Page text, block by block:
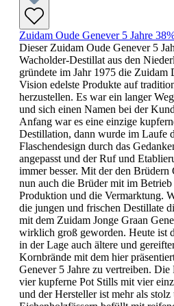
Zuidam Oude Genever 5 Jahre
Dieser Zuidam Oude Genever 5
Wacholder-Destillat aus den
gründete im Jahr 1975 die Zuidam
Vision edelste Produkte auf
herzustellen. Es war ein langer
und sich einen Namen bei der
Anfang war es eine einzige
Destillation, dann wurde im Laufe
Flaschendesign durch das
angepasst und der Ruf und
immer besser. Mit der den
nun auch die Brüder mit im
Produktion und die Vermarktung.
die jungen und frischen Destillate
mit dem Zuidam Jonge Graan
wirklich groß geworden. Heute ist
in der Lage auch ältere und
Kornbrände mit dem hier
Genever 5 Jahre zu vertreiben.
vier kupferne Pot Stills mit vier
und der Hersteller ist mehr als stolz